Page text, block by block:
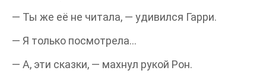
— Ты же её не читала, — удивился Гарри.
— Я только посмотрела…
— А, эти сказки, — махнул рукой Рон.